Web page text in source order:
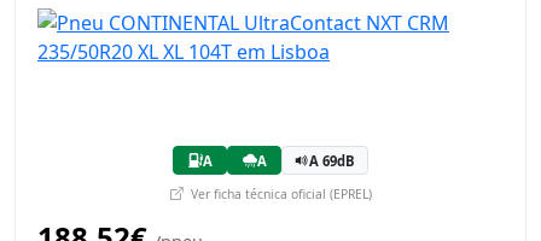
A A A 69dB
Ver ficha técnica oficial (EPREL)